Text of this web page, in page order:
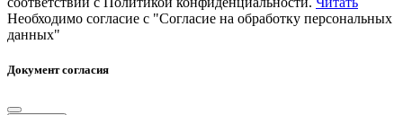
Необходимо согласие с "Согласие на обработку персональных
данных"
Документ согласия